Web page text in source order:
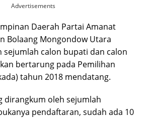
Advertisements
Daerah Partai Amanat
Bolaang Mongondow Utara
sejumlah calon bupati dan calon
bertarung pada Pemilihan
tahun 2018 mendatang.
dirangkum oleh sejumlah
pendaftaran, sudah ada 10